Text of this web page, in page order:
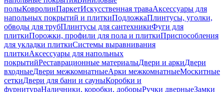
полыКовролинПаркетИскусственная траваАксессуары для
напольных покрытий и плиткиПодложкаПлинтусы, уголки,
обводы для трубПлинтусы для сантехникиФуги для
плиткиПорожки, профили для пола и плиткиПриспособления
для укладки плиткиСистемы выравнивания
плиткиАксессуары для напольных
покрытийРеставрационные материалыДвери и аркиДвери
входныеДвери межкомнатныеАрки межкомнатныеМоскитные
сеткиДвери для бани и сауныКоробки и
фурнитураНаличники, коробки, доборыРучки дверныеЗамки